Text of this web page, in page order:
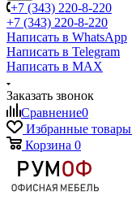
+7 (343) 220-8-220
+7 (343) 220-8-220
Написать в WhatsApp
Написать в Telegram
Написать в MAX
Заказать звонок
Сравнение0
Избранные товары
Корзина 0